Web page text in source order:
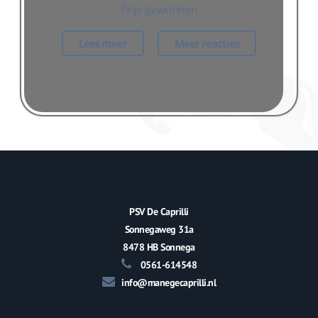
Prijs gewonnen
Lees meer Meer reacties
PSV De Caprilli
Sonnegaweg 31a
8478 HB Sonnega
0561-614548
info@manegecaprilli.nl